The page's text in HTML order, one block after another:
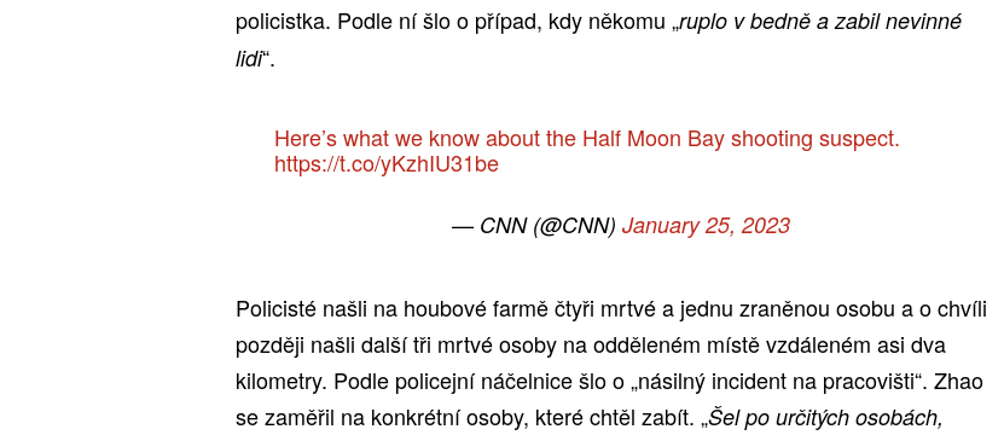
policistka. Podle ní šlo o případ, kdy někomu „ruplo v bedně a zabil nevinné
lidi“.
Here’s what we know about the Half Moon Bay shooting suspect.
https://t.co/yKzhIU31be
— CNN (@CNN) January 25, 2023
Policisté našli na houbové farmě čtyři mrtvé a jednu zraněnou osobu a o chvíli
později našli další tři mrtvé osoby na odděleném místě vzdáleném asi dva
kilometry. Podle policejní náčelnice šlo o „násilný incident na pracovišti“. Zhao
se zaměřil na konkrétní osoby, které chtěl zabít. „Šel po určitých osobách,